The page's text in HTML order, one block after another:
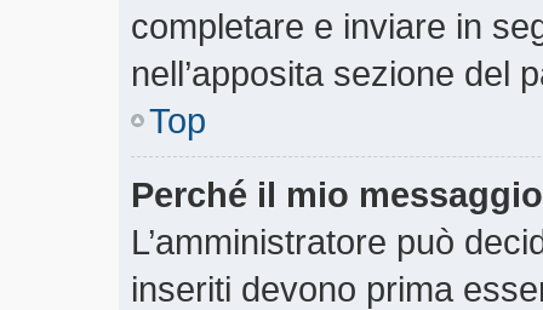
completare e inviare in
nell’apposita sezione del
Top
Perché il mio
L’amministratore può
inseriti devono prima